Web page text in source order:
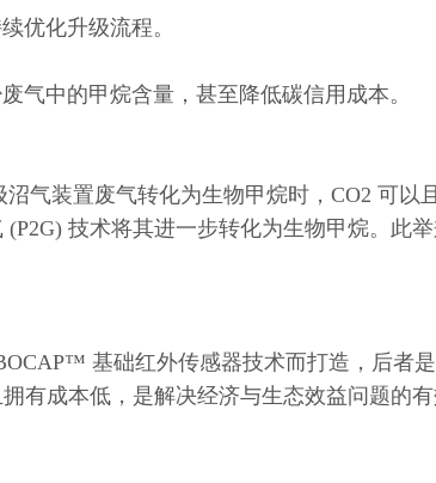
优化升级流程。
气中的甲烷含量，甚至降低碳信用成本。
气装置废气转化为生物甲烷时，CO2 可以
技术将其进一步转化为生物甲烷。此
基础红外传感器技术而打造，后者
有成本低，是解决经济与生态效益问题的有